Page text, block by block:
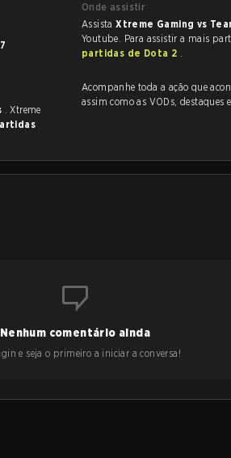
. Xtreme
Onde assistir
AssistaXtreme Gaming vs
Youtube. Para assistir a mais
partidas de Dota 2 .
Acompanhe toda a ação que
assim como as VODs,
Nenhum comentário ainda
e seja o primeiro a iniciar a conversa!